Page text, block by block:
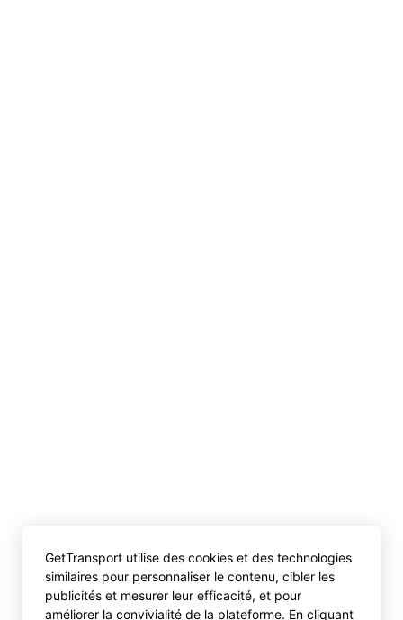
GetTransport utilise des cookies et des technologies
similaires pour personnaliser le contenu, cibler les
publicités et mesurer leur efficacité, et pour
améliorer la convivialité de la plateforme. En cliquant